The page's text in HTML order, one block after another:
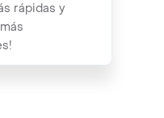
rápidas y
Tipo C A